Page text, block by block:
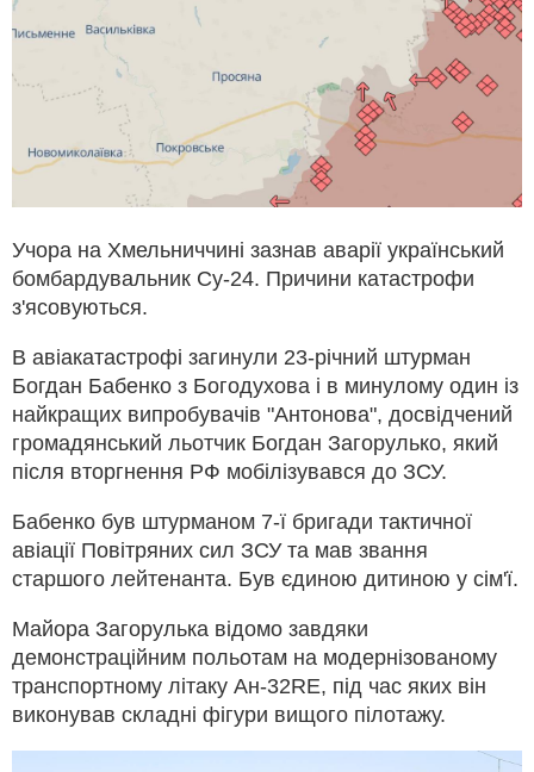
Учора на Хмельниччині зазнав аварії український
бомбардувальник Су-24. Причини катастрофи
з'ясовуються.
В авіакатастрофі загинули 23-річний штурман
Богдан Бабенко з Богодухова і в минулому один із
найкращих випробувачів "Антонова", досвідчений
громадянський льотчик Богдан Загорулько, який
після вторгнення РФ мобілізувався до ЗСУ.
Бабенко був штурманом 7-ї бригади тактичної
авіації Повітряних сил ЗСУ та мав звання
старшого лейтенанта. Був єдиною дитиною у сім'ї.
Майора Загорулька відомо завдяки
демонстраційним польотам на модернізованому
транспортному літаку Ан-32RE, під час яких він
виконував складні фігури вищого пілотажу.